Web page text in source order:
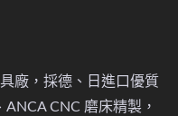
廠，採德、日進口優質
CNC 磨床精製，